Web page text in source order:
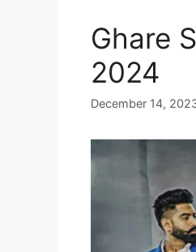
Ghare
2024
December 14,